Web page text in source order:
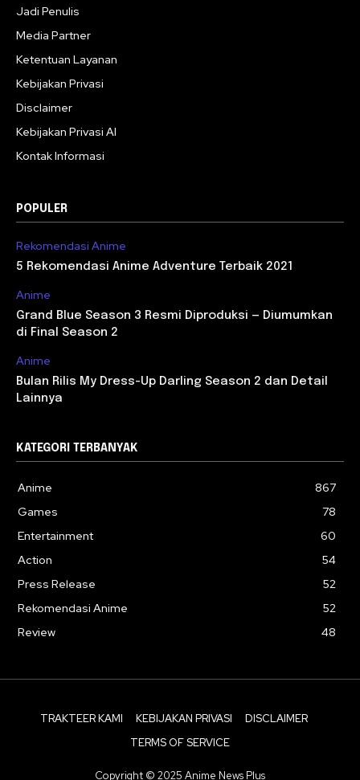
Jadi Penulis
Media Partner
Ketentuan Layanan
Kebijakan Privasi
Disclaimer
Kebijakan Privasi AI
Kontak Informasi
POPULER
Rekomendasi Anime
5 Rekomendasi Anime Adventure Terbaik 2021
Anime
Grand Blue Season 3 Resmi Diproduksi — Diumumkan
di Final Season 2
Anime
Bulan Rilis My Dress-Up Darling Season 2 dan Detail
Lainnya
KATEGORI TERBANYAK
Anime
867
Games
78
Entertainment
60
Action
54
Press Release
52
Rekomendasi Anime
52
Review
48
TRAKTEER KAMI KEBIJAKAN PRIVASI
DISCLAIMER
TERMS OF SERVICE
Copyright © 2025 Anime News Plus